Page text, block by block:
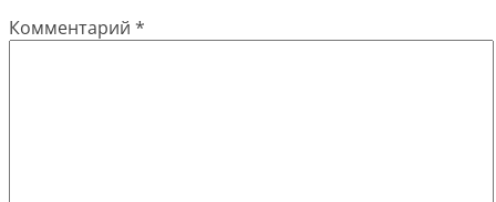
Комментарий *